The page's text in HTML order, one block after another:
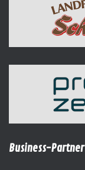
Business-Partner